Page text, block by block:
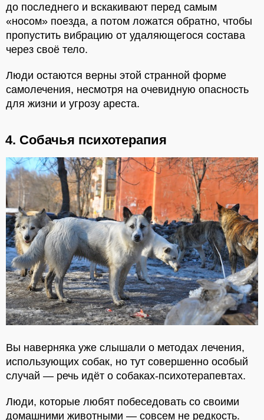
до последнего и вскакивают перед самым
«носом» поезда, а потом ложатся обратно, чтобы
пропустить вибрацию от удаляющегося состава
через своё тело.
Люди остаются верны этой странной форме
самолечения, несмотря на очевидную опасность
для жизни и угрозу ареста.
4. Собачья психотерапия
Вы наверняка уже слышали о методах лечения,
использующих собак, но тут совершенно особый
случай — речь идёт о собаках-психотерапевтах.
Люди, которые любят побеседовать со своими
домашними животными — совсем не редкость.